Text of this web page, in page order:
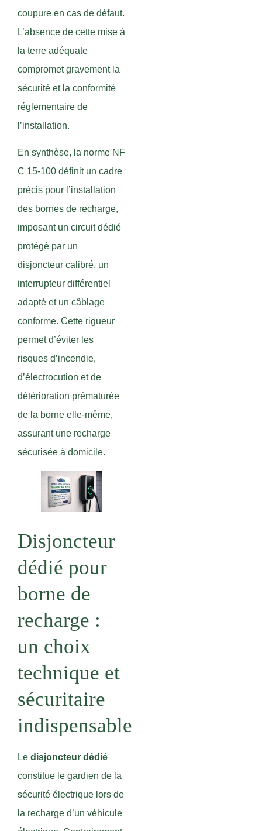
coupure en cas de défaut.
L’absence de cette mise à
la terre adéquate
compromet gravement la
sécurité et la conformité
réglementaire de
l’installation.
En synthèse, la norme NF
C 15-100 définit un cadre
précis pour l’installation
des bornes de recharge,
imposant un circuit dédié
protégé par un
disjoncteur calibré, un
interrupteur différentiel
adapté et un câblage
conforme. Cette rigueur
permet d’éviter les
risques d’incendie,
d’électrocution et de
détérioration prématurée
de la borne elle-même,
assurant une recharge
sécurisée à domicile.
Disjoncteur
dédié pour
borne de
recharge :
un choix
technique et
sécuritaire
indispensable
Le disjoncteur dédié
constitue le gardien de la
sécurité électrique lors de
la recharge d’un véhicule